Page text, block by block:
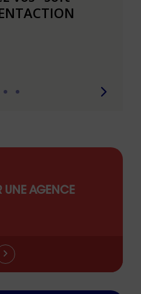
UNE AGENCE